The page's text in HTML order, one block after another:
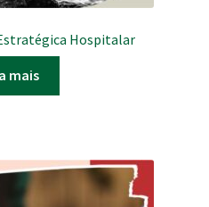
Hospitalar
mais